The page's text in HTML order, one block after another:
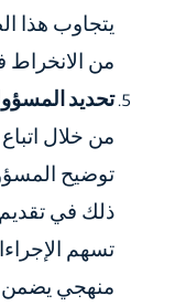
يتجاوب هذا
من
تحديد
من خلال
توضيح
ذلك في تقديم
تسهم
منهجي يضمن